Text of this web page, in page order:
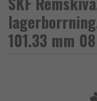
101.33 mm